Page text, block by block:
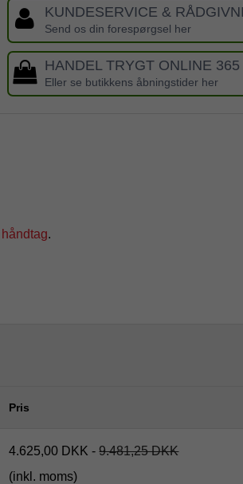
KUNDESERVICE &
Send os din forespørgsel her
HANDEL TRYGT ONLINE
Eller se butikkens åbningstider her
håndtag.
Pris
4.625,00 DKK -9.481,25 DKK
(inkl. moms)